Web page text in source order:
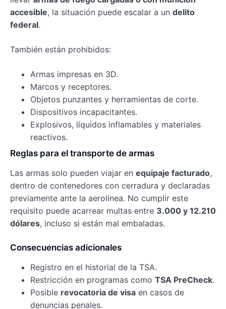
accesible, la situación puede escalar a un delito
federal.
También están prohibidos:
Armas impresas en 3D.
Marcos y receptores.
Objetos punzantes y herramientas de corte.
Dispositivos incapacitantes.
Explosivos, líquidos inflamables y materiales
reactivos.
Reglas para el transporte de armas
Las armas solo pueden viajar en equipaje facturado,
dentro de contenedores con cerradura y declaradas
previamente ante la aerolínea. No cumplir este
requisito puede acarrear multas entre 3.000 y 12.210
dólares, incluso si están mal embaladas.
Consecuencias adicionales
Registro en el historial de la TSA.
Restricción en programas como TSA PreCheck.
Posible revocatoria de visa en casos de
denuncias penales.